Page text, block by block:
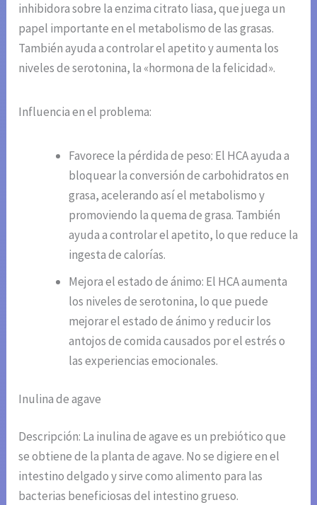
inhibidora sobre la enzima citrato liasa, que juega un
papel importante en el metabolismo de las grasas.
También ayuda a controlar el apetito y aumenta los
niveles de serotonina, la «hormona de la felicidad».
Influencia en el problema:
Favorece la pérdida de peso: El HCA ayuda a
bloquear la conversión de carbohidratos en
grasa, acelerando así el metabolismo y
promoviendo la quema de grasa. También
ayuda a controlar el apetito, lo que reduce la
ingesta de calorías.
Mejora el estado de ánimo: El HCA aumenta
los niveles de serotonina, lo que puede
mejorar el estado de ánimo y reducir los
antojos de comida causados por el estrés o
las experiencias emocionales.
Inulina de agave
Descripción: La inulina de agave es un prebiótico que
se obtiene de la planta de agave. No se digiere en el
intestino delgado y sirve como alimento para las
bacterias beneficiosas del intestino grueso.